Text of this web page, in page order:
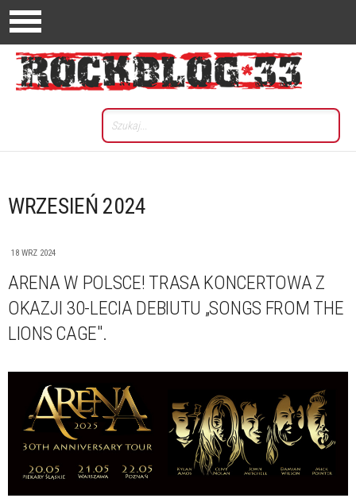
WRZESIEŃ 2024
18 WRZ 2024
ARENA W POLSCE! TRASA KONCERTOWA Z
OKAZJI 30-LECIA DEBIUTU „SONGS FROM THE
LIONS CAGE".